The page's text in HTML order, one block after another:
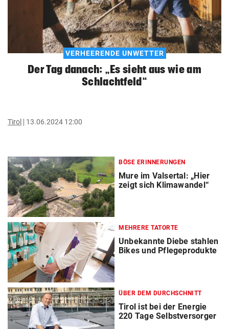
VERHEERENDE UNWETTER
Der Tag danach: „Es sieht aus wie am
Schlachtfeld“
Tirol 13.06.2024 12:00
BÖSE ERINNERUNGEN
Mure im Valsertal: „Hier
zeigt sich Klimawandel“
MEHRERE TATORTE
Unbekannte Diebe stahlen
Bikes und Pflegeprodukte
ÜBER DEM DURCHSCHNITT
Tirol ist bei der Energie
220 Tage Selbstversorger